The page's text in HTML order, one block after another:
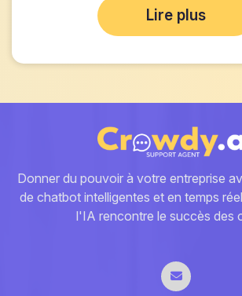
Lire plus
Donner du pouvoir à votre entreprise
de chatbot intelligentes et en temps
l'IA rencontre le succès des